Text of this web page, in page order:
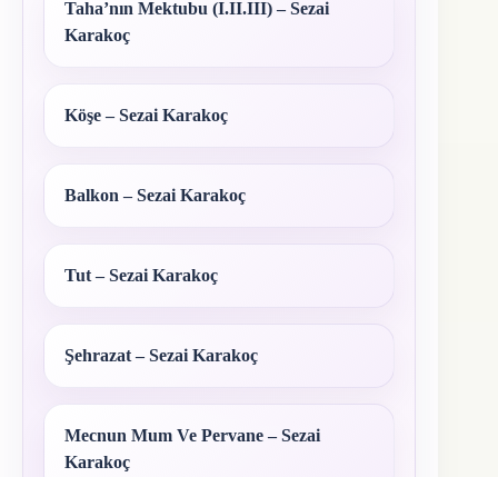
Taha’nın Mektubu (I.II.III) – Sezai
Karakoç
Köşe – Sezai Karakoç
Balkon – Sezai Karakoç
Tut – Sezai Karakoç
Şehrazat – Sezai Karakoç
Mecnun Mum Ve Pervane – Sezai
Karakoç